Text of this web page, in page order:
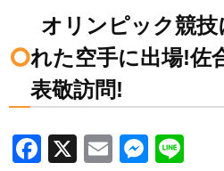
オリンピック競技
れた空手に出場!佐
表敬訪問!
F
X
E
M